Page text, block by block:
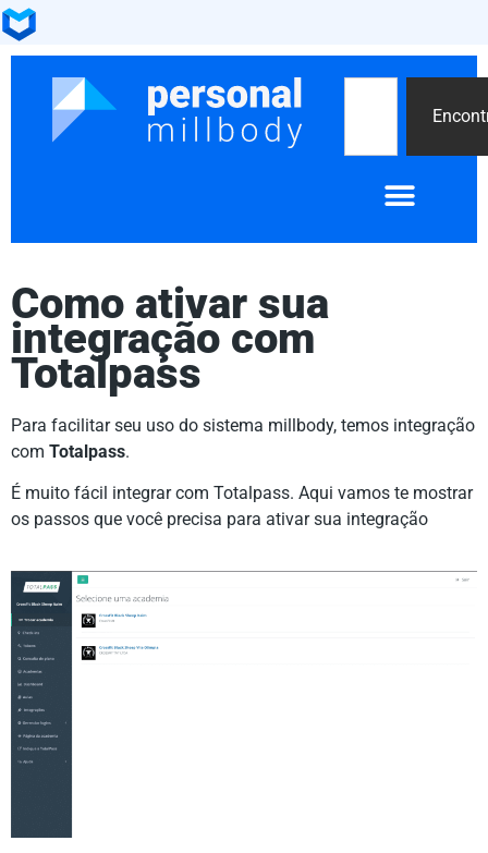
Como ativar sua
integração com
Totalpass
Para facilitar seu uso do sistema millbody, temos integração
com Totalpass.
É muito fácil integrar com Totalpass. Aqui vamos te mostrar
os passos que você precisa para ativar sua integração